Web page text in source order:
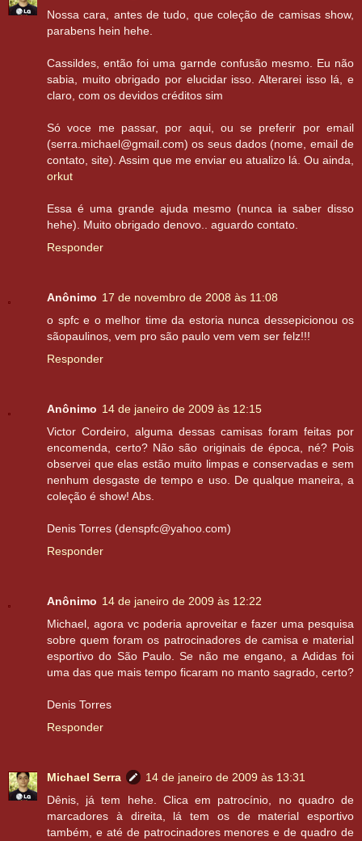
Nossa cara, antes de tudo, que coleção de camisas show,
parabens hein hehe.
Cassildes, então foi uma garnde confusão mesmo. Eu não
sabia, muito obrigado por elucidar isso. Alterarei isso lá, e
claro, com os devidos créditos sim
Só voce me passar, por aqui, ou se preferir por email
(serra.michael@gmail.com) os seus dados (nome, email de
contato, site). Assim que me enviar eu atualizo lá. Ou ainda,
orkut
Essa é uma grande ajuda mesmo (nunca ia saber disso
hehe). Muito obrigado denovo.. aguardo contato.
Responder
Anônimo 17 de novembro de 2008 às 11:08
o spfc e o melhor time da estoria nunca dessepicionou os
sãopaulinos, vem pro são paulo vem vem ser felz!!!
Responder
Anônimo 14 de janeiro de 2009 às 12:15
Victor Cordeiro, alguma dessas camisas foram feitas por
encomenda, certo? Não são originais de época, né? Pois
observei que elas estão muito limpas e conservadas e sem
nenhum desgaste de tempo e uso. De qualque maneira, a
coleção é show! Abs.
Denis Torres (denspfc@yahoo.com)
Responder
Anônimo 14 de janeiro de 2009 às 12:22
Michael, agora vc poderia aproveitar e fazer uma pesquisa
sobre quem foram os patrocinadores de camisa e material
esportivo do São Paulo. Se não me engano, a Adidas foi
uma das que mais tempo ficaram no manto sagrado, certo?
Denis Torres
Responder
Michael Serra
14 de janeiro de 2009 às 13:31
Dênis, já tem hehe. Clica em patrocínio, no quadro de
marcadores à direita, lá tem os de material esportivo
também, e até de patrocinadores menores e de quadro de